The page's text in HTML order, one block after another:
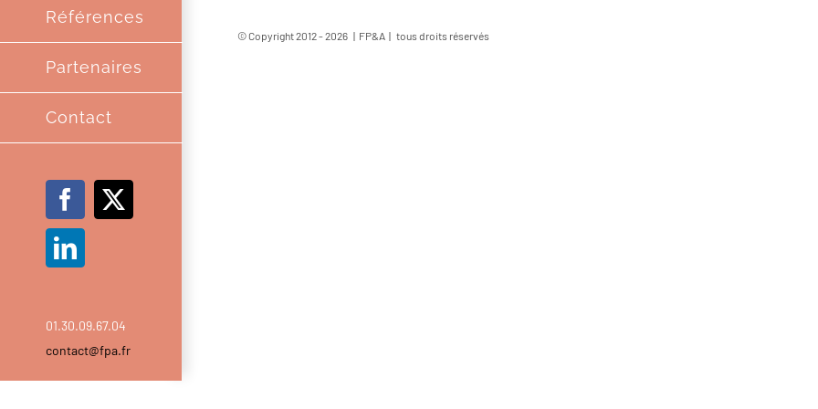
Références
Partenaires
Contact
Facebook
X
LinkedIn
01.30.09.67.04
contact@fpa.fr
© Copyright 2012 -2026 | FP&A | tous droits réservés